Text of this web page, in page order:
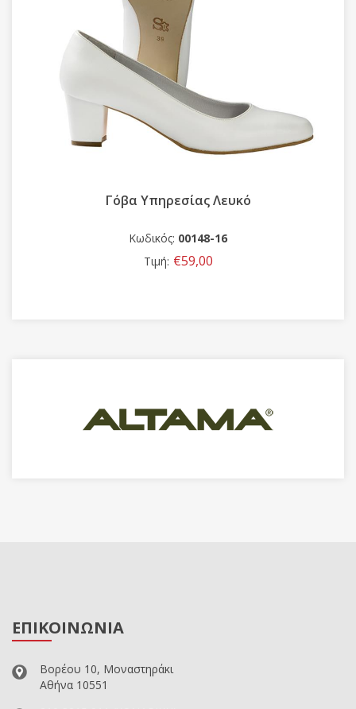
Γόβα Υπηρεσίας Λευκό
Κωδικός: 00148-16
Τιμή: €59,00
ΕΠΙΚΟΙΝΩΝΙΑ
Βορέου 10, Μοναστηράκι
Αθήνα 10551